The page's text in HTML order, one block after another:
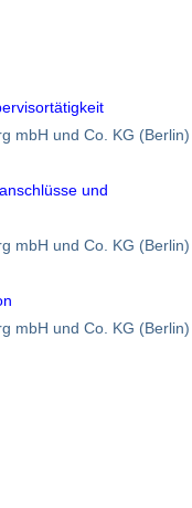
mbH und Co. KG (Berlin)
und
mbH und Co. KG (Berlin)
mbH und Co. KG (Berlin)